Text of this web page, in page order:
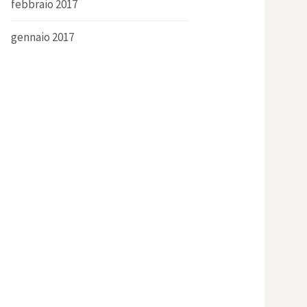
febbraio 2017
gennaio 2017